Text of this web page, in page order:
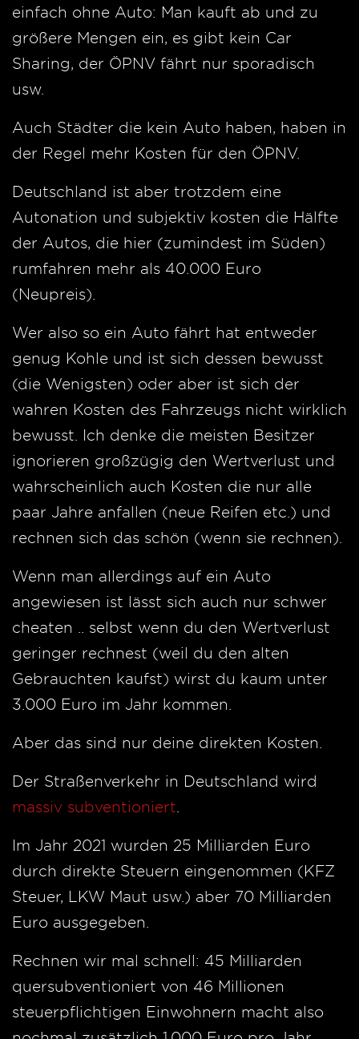
einfach ohne Auto: Man kauft ab und zu
größere Mengen ein, es gibt kein Car
Sharing, der ÖPNV fährt nur sporadisch
usw.
Auch Städter die kein Auto haben, haben in
der Regel mehr Kosten für den ÖPNV.
Deutschland ist aber trotzdem eine
Autonation und subjektiv kosten die Hälfte
der Autos, die hier (zumindest im Süden)
rumfahren mehr als 40.000 Euro
(Neupreis).
Wer also so ein Auto fährt hat entweder
genug Kohle und ist sich dessen bewusst
(die Wenigsten) oder aber ist sich der
wahren Kosten des Fahrzeugs nicht wirklich
bewusst. Ich denke die meisten Besitzer
ignorieren großzügig den Wertverlust und
wahrscheinlich auch Kosten die nur alle
paar Jahre anfallen (neue Reifen etc.) und
rechnen sich das schön (wenn sie rechnen).
Wenn man allerdings auf ein Auto
angewiesen ist lässt sich auch nur schwer
cheaten .. selbst wenn du den Wertverlust
geringer rechnest (weil du den alten
Gebrauchten kaufst) wirst du kaum unter
3.000 Euro im Jahr kommen.
Aber das sind nur deine direkten Kosten.
Der Straßenverkehr in Deutschland wird
massiv subventioniert
Im Jahr 2021 wurden 25 Milliarden Euro
durch direkte Steuern eingenommen (KFZ
Steuer, LKW Maut usw.) aber 70 Milliarden
Euro ausgegeben.
Rechnen wir mal schnell: 45 Milliarden
quersubventioniert von 46 Millionen
steuerpflichtigen Einwohnern macht also